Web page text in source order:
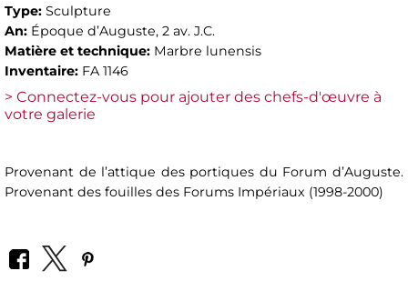
Type: Sculpture
An: Époque d’Auguste, 2 av. J.C.
Matière et technique: Marbre lunensis
Inventaire: FA 1146
> Connectez-vous pour ajouter des chefs-d'œuvre à
votre galerie
Provenant de l’attique des portiques du Forum d’Auguste.
Provenant des fouilles des Forums Impériaux (1998-2000)